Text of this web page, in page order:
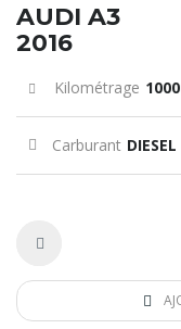
AUDI A3
2016
Kilométrage
Carburant DIESEL